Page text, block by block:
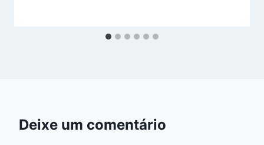
Deixe um comentário